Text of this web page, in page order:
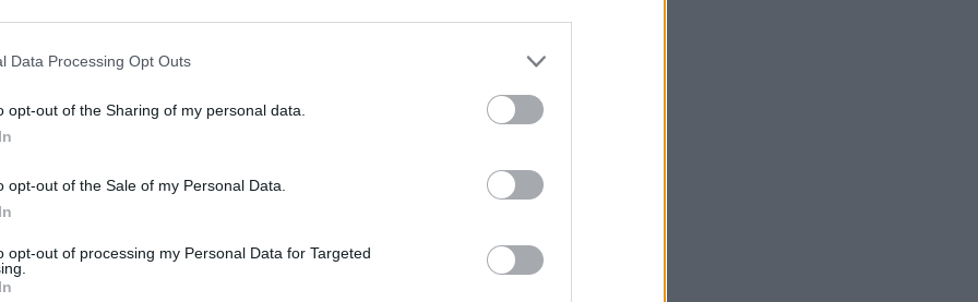
Data Processing Opt Outs
opt-out of the Sharing of my personal data.
opt-out of the Sale of my Personal Data.
opt-out of processing my Personal Data for Targeted
pradurkite jums patikusį gabalėlį. Medis turi lengvai įeiti į
nepavyko pradurti lašinių gabalėlio, geriau eikite pirkti